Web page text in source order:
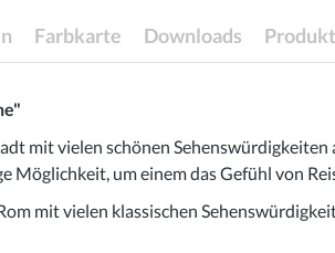
Farbkarte Downloads
mit vielen schönen
Möglichkeit, um einem das Gefühl von
mit vielen klassischen